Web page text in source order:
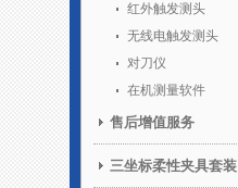
红外触发测头
无线电触发测头
对刀仪
在机测量软件
售后增值服务
三坐标柔性夹具套装